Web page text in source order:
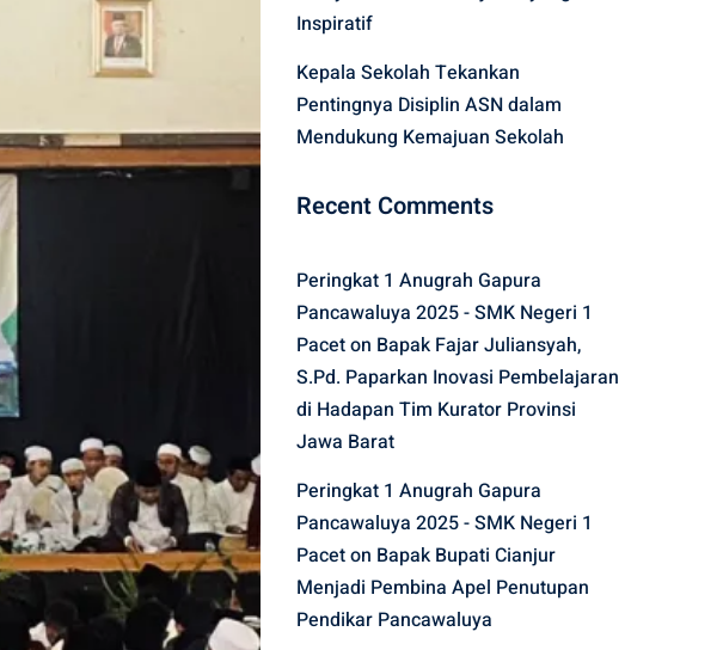
Inspiratif
Kepala Sekolah Tekankan
Pentingnya Disiplin ASN dalam
Mendukung Kemajuan Sekolah
Recent Comments
Peringkat 1 Anugrah Gapura
Pancawaluya 2025 - SMK Negeri 1
Paceton Bapak Fajar Juliansyah,
S.Pd. Paparkan Inovasi Pembelajaran
di Hadapan Tim Kurator Provinsi
Jawa Barat
Peringkat 1 Anugrah Gapura
Pancawaluya 2025 - SMK Negeri 1
Paceton Bapak Bupati Cianjur
Menjadi Pembina Apel Penutupan
Pendikar Pancawaluya